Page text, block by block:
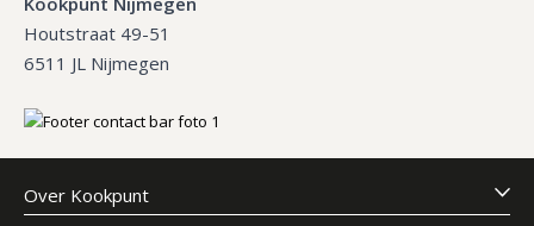
Houtstraat 49-51
6511 JL Nijmegen
Over Kookpunt